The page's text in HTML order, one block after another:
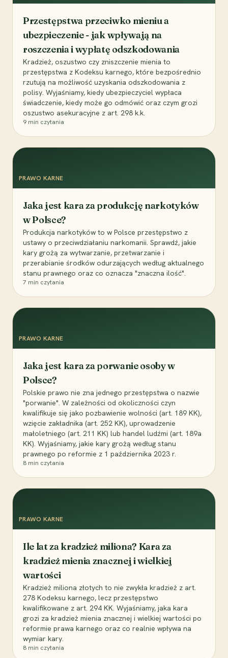
Przestępstwa przeciwko mieniu a
ubezpieczenie - jak wpływają na
roszczenia i wypłatę odszkodowania
Kradzież, oszustwo czy zniszczenie mienia to
przestępstwa z Kodeksu karnego, które bezpośrednio
rzutują na możliwość uzyskania odszkodowania z
polisy. Wyjaśniamy, kiedy ubezpieczyciel wypłaca
świadczenie, kiedy może go odmówić oraz czym grozi
oszustwo asekuracyjne z art. 298 k.k.
9 min czytania
PRAWO KARNE
Jaka jest kara za produkcję narkotyków
w Polsce?
Produkcja narkotyków to w Polsce przestępstwo z
ustawy o przeciwdziałaniu narkomanii. Sprawdź, jakie
kary grożą za wytwarzanie, przetwarzanie i
przerabianie środków odurzających według aktualnego
stanu prawnego oraz co oznacza "znaczna ilość".
7 min czytania
PRAWO KARNE
Jaka jest kara za porwanie osoby w
Polsce?
Polskie prawo nie zna jednego przestępstwa o nazwie
"porwanie". W zależności od okoliczności czyn
kwalifikuje się jako pozbawienie wolności (art. 189 KK),
wzięcie zakładnika (art. 252 KK), uprowadzenie
małoletniego (art. 211 KK) lub handel ludźmi (art. 189a
KK). Wyjaśniamy, jakie kary grożą według stanu
prawnego po reformie z 1 października 2023 r.
8 min czytania
PRAWO KARNE
Ile lat za kradzież miliona? Kara za
kradzież mienia znacznej i wielkiej
wartości
Kradzież miliona złotych to nie zwykła kradzież z art.
278 Kodeksu karnego, lecz przestępstwo
kwalifikowane z art. 294 KK. Wyjaśniamy, jaka kara
grozi za kradzież mienia znacznej i wielkiej wartości po
reformie prawa karnego oraz co realnie wpływa na
wymiar kary.
8 min czytania